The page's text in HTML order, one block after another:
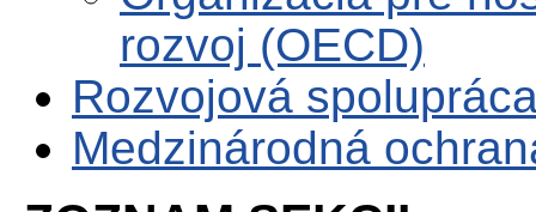
rozvoj (OECD)
Rozvojová
Medzinárodná